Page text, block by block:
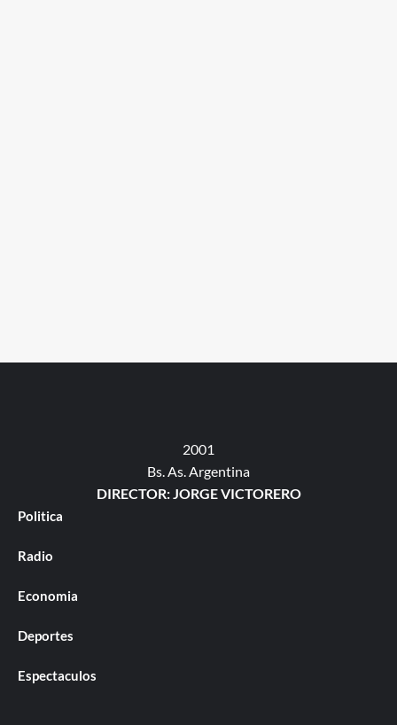
2001
Bs. As. Argentina
DIRECTOR: JORGE VICTORERO
Politica
Radio
Economia
Deportes
Espectaculos